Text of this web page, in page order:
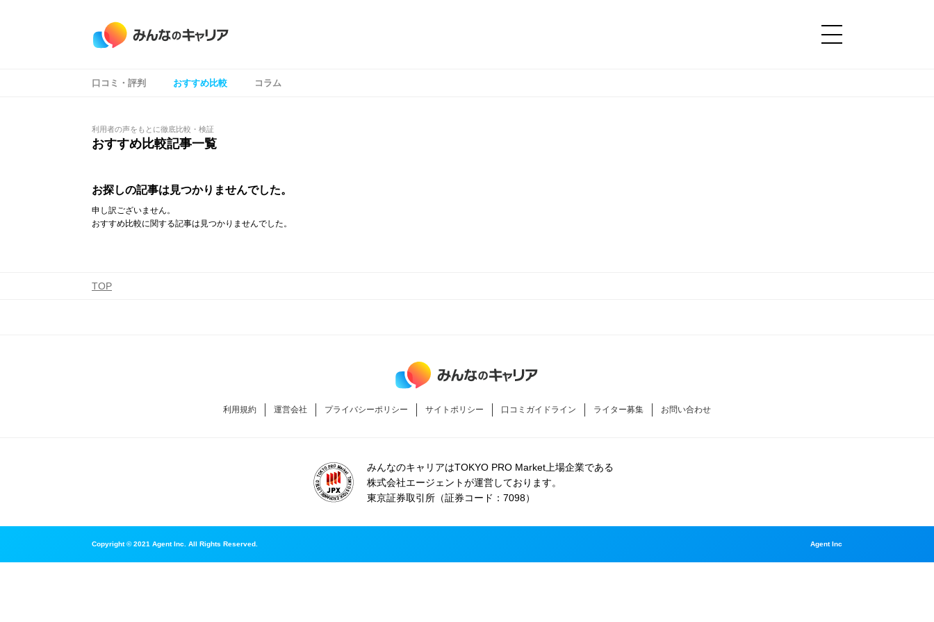
口コミ・評判 おすすめ比較 コラム
利用者の声をもとに徹底比較・検証
おすすめ比較記事一覧
お探しの記事は見つかりませんでした。
申し訳ございません。
おすすめ比較に関する記事は見つかりませんでした。
TOP
利用規約 運営会社 プライバシーポリシー サイトポリシー 口コミガイドライン ライター募集 お問い合わせ
みんなのキャリアはTOKYO PRO Market上場企業である
株式会社エージェントが運営しております。
東京証券取引所（証券コード：7098）
Copyright © 2021 Agent Inc. All Rights Reserved. Agent Inc